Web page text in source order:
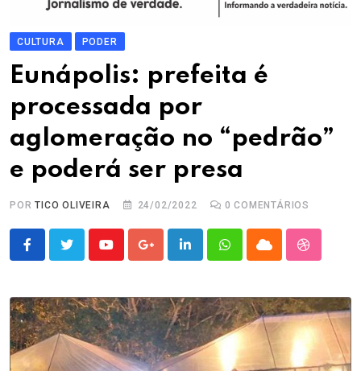
CULTURA PODER
Eunápolis: prefeita é
processada por
aglomeração no “pedrão”
e poderá ser presa
PORTICO OLIVEIRA 24/02/2022 0 COMENTÁRIOS
YoutubeGoogle+LinkedInWhatsappCloud